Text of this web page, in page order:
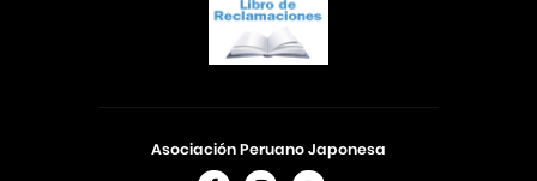
Asociación Peruano Japonesa